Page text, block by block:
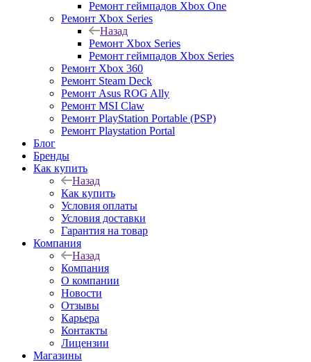
Ремонт геймпадов Xbox One
Ремонт Xbox Series
Назад
Ремонт Xbox Series
Ремонт геймпадов Xbox Series
Ремонт Xbox 360
Ремонт Steam Deck
Ремонт Asus ROG Ally
Ремонт MSI Claw
Ремонт PlayStation Portable (PSP)
Ремонт Playstation Portal
Блог
Бренды
Как купить
Назад
Как купить
Условия оплаты
Условия доставки
Гарантия на товар
Компания
Назад
Компания
О компании
Новости
Отзывы
Карьера
Контакты
Лицензии
Магазины